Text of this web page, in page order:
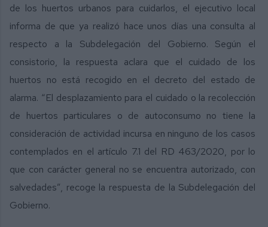
de los huertos urbanos para cuidarlos, el ejecutivo local
informa de que ya realizó hace unos días una consulta al
respecto a la Subdelegación del Gobierno. Según el
consistorio, la respuesta aclara que el cuidado de los
huertos no está recogido en el decreto del estado de
alarma. “El desplazamiento para el cuidado o la recolección
de huertos particulares o de autoconsumo no tiene la
consideración de actividad incursa en ninguno de los casos
contemplados en el artículo 7.1 del RD 463/2020, por lo
que con carácter general no se encuentra autorizado, con
salvedades”, recoge la respuesta de la Subdelegación del
Gobierno.